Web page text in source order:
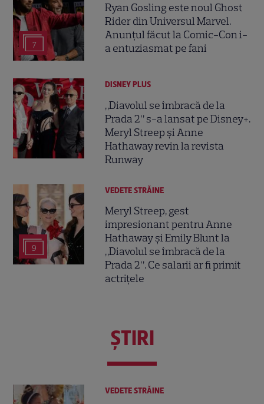
7
Ryan Gosling este noul Ghost
Rider din Universul Marvel.
Anunțul făcut la Comic-Con i-
a entuziasmat pe fani
DISNEY PLUS
„Diavolul se îmbracă de la
Prada 2” s-a lansat pe Disney+.
Meryl Streep și Anne
Hathaway revin la revista
Runway
9
VEDETE STRĂINE
Meryl Streep, gest
impresionant pentru Anne
Hathaway și Emily Blunt la
„Diavolul se îmbracă de la
Prada 2”. Ce salarii ar fi primit
actrițele
ŞTIRI
VEDETE STRĂINE